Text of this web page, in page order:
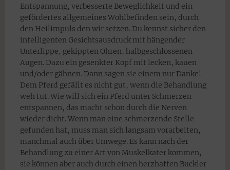
Entspannung, verbesserte Beweglichkeit und ein
gefördertes allgemeines Wohlbefinden sein, durch
den Heilimpuls den wir setzen. Du kennst sicher den
intelligenten Gesichtsausdruck mit hängender
Unterlippe, gekippten Ohren, halbgeschlossenen
Augen. Dazu ein gesenkter Kopf mit lecken, kauen
und/oder gähnen. Dann sagen sie einem nur Danke!
Dem Pferd gefällt es nicht gut, wenn die Behandlung
weh tut. Wie will sich ein Pferd unter Schmerzen
entspannen, das macht schon durch die Nerven
wieder dicht. Wenn man eine schmerzende Stelle
gefunden hat, muss man sich langsam vorarbeiten,
manchmal auch über Umwege. Es kann nach der
Behandlung zu einer Art von Muskelkater kommen,
sie können aber auch durch einen herzhaften Buckler